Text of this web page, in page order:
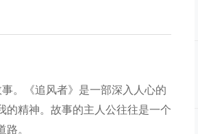
。《追风者》是一部深入人心的
的精神。故事的主人公往往是一个
。